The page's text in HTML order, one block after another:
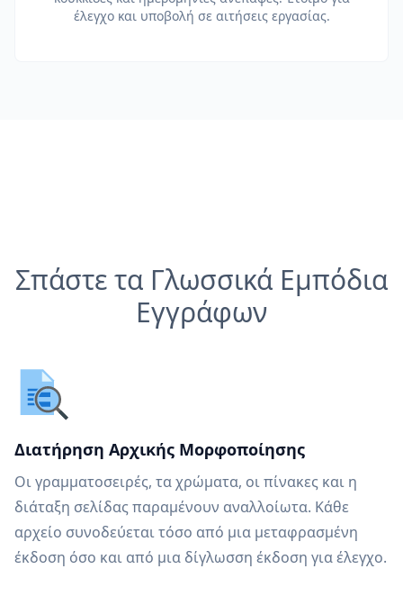
έλεγχο και υποβολή σε αιτήσεις εργασίας.
Σπάστε τα Γλωσσικά Εμπόδια
Εγγράφων
Διατήρηση Αρχικής Μορφοποίησης
Οι γραμματοσειρές, τα χρώματα, οι πίνακες και η
διάταξη σελίδας παραμένουν αναλλοίωτα. Κάθε
αρχείο συνοδεύεται τόσο από μια μεταφρασμένη
έκδοση όσο και από μια δίγλωσση έκδοση για έλεγχο.